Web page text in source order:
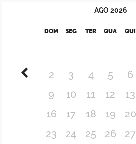
AGO 2026
DOM SEG TER QUA QUI
2
3 4 5 6
9
10 11 12 13
16
17 18 19 20
23
24 25 26 27